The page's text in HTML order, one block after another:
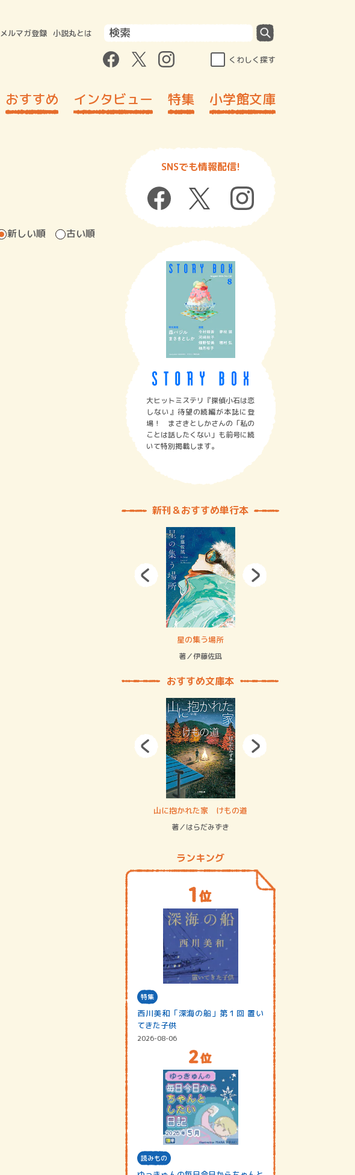
メルマガ登録 小説丸とは
くわしく探す
おすすめ インタビュー 特集 小学館文庫
新しい順 古い順
SNSでも情報配信!
大ヒットミステリ『探偵小石は恋
しない』待望の続編が本誌に登
場！ まさきとしかさんの「私の
ことは話したくない」も前号に続
いて特別掲載します。
新刊＆おすすめ単行本
星の集う場所
著／伊藤佐凪
おすすめ文庫本
山に抱かれた家 けもの道
著／はらだみずき
ランキング
特集
西川美和「深海の船」第１回 置い
てきた子供
2026-08-06
読みもの